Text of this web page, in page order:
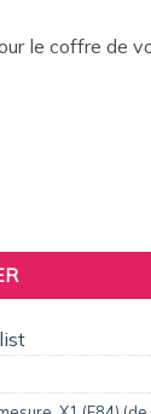
le coffre de
pour Bmw X1